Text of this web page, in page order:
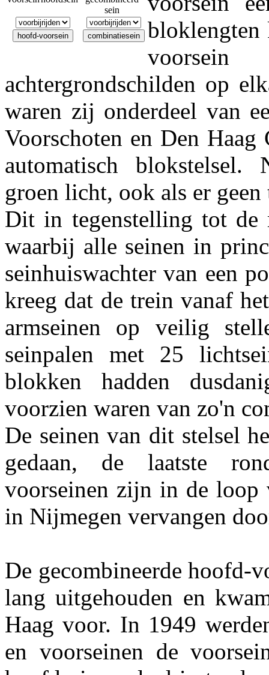
sein
bloklengten
voorsein
achtergrondschilden op
waren zij onderdeel van
Voorschoten en Den
automatisch blokstelsel.
groen licht, ook als er
Dit in tegenstelling tot de
waarbij alle seinen in
seinhuiswachter van een
kreeg dat de trein vanaf
armseinen op veilig
seinpalen met 25
blokken hadden
voorzien waren van zo'n
De seinen van dit stelsel
gedaan, de laatste
voorseinen zijn in de loop
in Nijmegen vervangen
De gecombineerde hoofd-
lang uitgehouden en
Haag voor. In 1949
en voorseinen de